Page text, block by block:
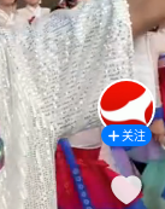
关注